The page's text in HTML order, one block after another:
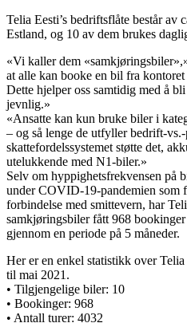
Telia Eesti’s bedriftsflåte består av
Estland, og 10 av dem brukes
«Vi kaller dem
at alle kan booke en bil fra
Dette hjelper oss samtidig med å
jevnlig.»
«Ansatte kan kun bruke biler i
– og så lenge de utfyller bedrift-
skattefordelssystemet støtte det,
utelukkende med N1-biler.»
Selv om hyppighetsfrekvensen på
under COVID-19-pandemien som
forbindelse med smittevern, har
samkjøringsbiler fått 968
gjennom en periode på 5 måneder.
Her er en enkel statistikk over
til mai 2021.
• Tilgjengelige biler: 10
• Bookinger: 968
• Antall turer: 4032